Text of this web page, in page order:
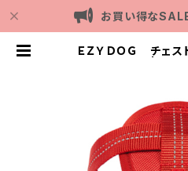
お買い得な
ＥＺＹＤＯＧ チェス